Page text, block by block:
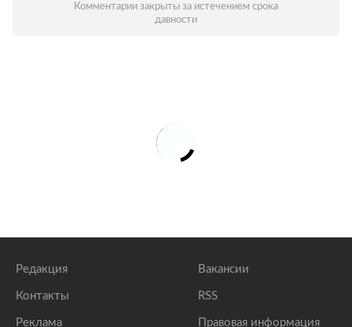
Комментарии закрыты за истечением срока
давности
Редакция
Контакты
Реклама
Вакансии
RSS
Правовая информация